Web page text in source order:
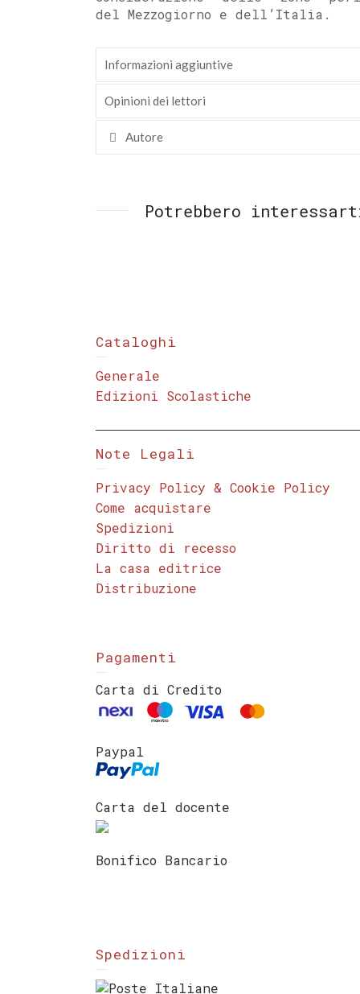
del Mezzogiorno e dell’Italia.
Informazioni aggiuntive
Opinioni dei lettori
Autore
Potrebbero
Cataloghi
Generale
Edizioni Scolastiche
Note Legali
Privacy Policy & Cookie Policy
Come acquistare
Spedizioni
Diritto di recesso
La casa editrice
Distribuzione
Pagamenti
Carta di Credito
Paypal
Carta del docente
Bonifico Bancario
Spedizioni